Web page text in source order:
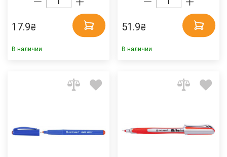
17.9₴
В наличии
51.9₴
В наличии